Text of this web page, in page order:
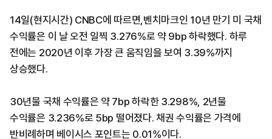
14일(현지시간) CNBC에 따르면,벤치마크인 10년 만기 미 국채
수익률은 이 날 오전 일찍 3.276%로 약 9bp 하락했다. 하루
전에는 2020년 이후 가장 큰 움직임을 보여 3.39%까지
상승했다.
30년물 국채 수익률은 약 7bp 하락한 3.298%, 2년물
수익률은 3.236%로 5bp 떨어졌다. 채권 수익률은 가격에
반비례하며 베이시스 포인트는 0.01%이다.